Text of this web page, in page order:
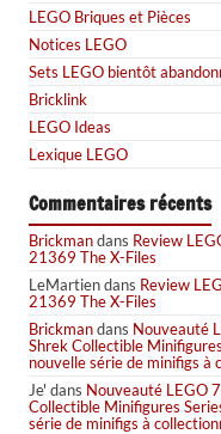
LEGO Briques et Pièces
Notices LEGO
Sets LEGO bientôt
Bricklink
LEGO Ideas
Lexique LEGO
Commentaires récents
Brickmandans Review
21369 The X-Files
LeMartiendans Review
21369 The X-Files
Brickmandans Nouveauté
Shrek Collectible
nouvelle série de minifigs à
Je' dans Nouveauté LEGO
Collectible Minifigures
série de minifigs à